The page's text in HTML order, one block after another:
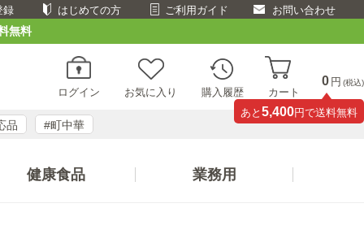
録 はじめての方 ご利用ガイド お問い合わせ
無料
ログイン お気に入り 購入履歴 カート
0 円 (税込)
あと 5,400円で送料無料
品 #町中華
健康食品 業務用